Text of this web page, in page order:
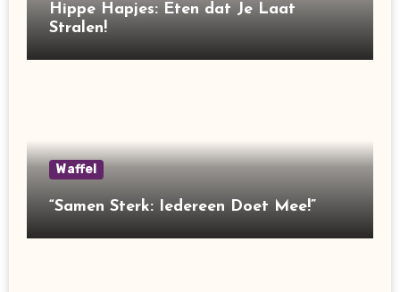
Hippe Hapjes: Eten dat Je Laat
Stralen!
Waffel
“Samen Sterk: Iedereen Doet Mee!”